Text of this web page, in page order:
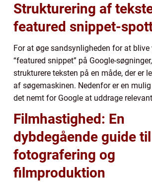
Strukturering af
featured snippet-
For at øge sandsynligheden for at
“featured snippet” på Google-
strukturere teksten på en måde, der er
af søgemaskinen. Nedenfor er en
det nemt for Google at uddrage
Filmhastighed: En
dybdegående guide til
fotografering og
filmproduktion